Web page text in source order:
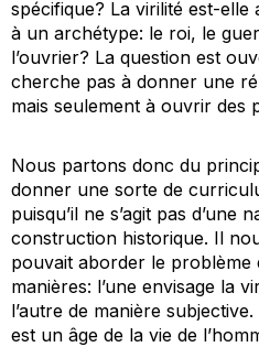
spécifique? La virilité est-
à un archétype: le roi, le
l’ouvrier? La question est
cherche pas à donner une
mais seulement à ouvrir des
Nous partons donc du
donner une sorte de
puisqu’il ne s’agit pas d’une
construction historique. Il
pouvait aborder le problème
manières: l’une envisage la
l’autre de manière
est un âge de la vie de